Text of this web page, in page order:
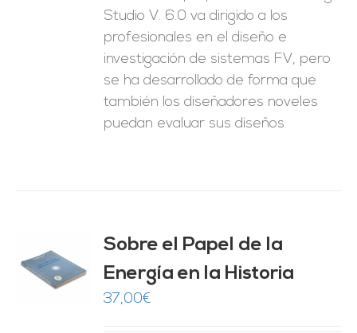
Studio V. 6.0 va dirigido a los
profesionales en el diseño e
investigación de sistemas FV, pero
se ha desarrollado de forma que
también los diseñadores noveles
puedan evaluar sus diseños.
Sobre el Papel de la
Energía en la Historia
37,00€